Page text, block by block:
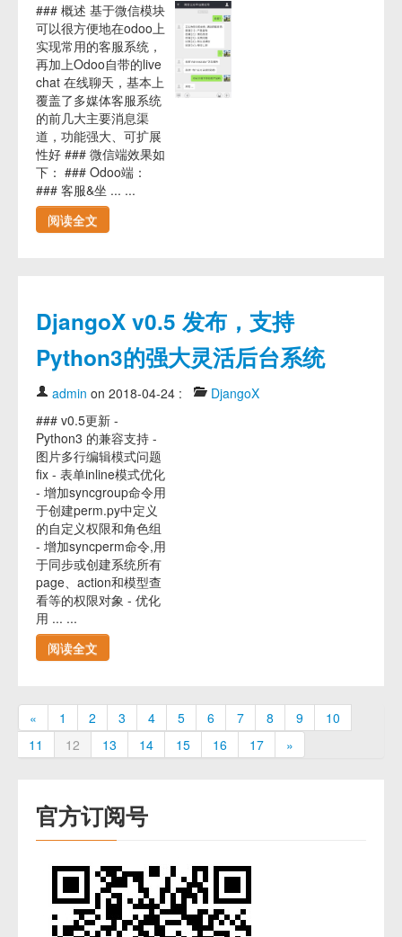
### 概述 基于微信模块
可以很方便地在odoo上
实现常用的客服系统，
再加上Odoo自带的live
chat 在线聊天，基本上
覆盖了多媒体客服系统
的前几大主要消息渠
道，功能强大、可扩展
性好 ### 微信端效果如
下： ### Odoo端：
### 客服&坐 ... ...
阅读全文
DjangoX v0.5 发布，支持
Python3的强大灵活后台系统
admin on 2018-04-24 :
DjangoX
### v0.5更新 -
Python3 的兼容支持 -
图片多行编辑模式问题
fix - 表单inline模式优化
- 增加syncgroup命令用
于创建perm.py中定义
的自定义权限和角色组
- 增加syncperm命令,用
于同步或创建系统所有
page、action和模型查
看等的权限对象 - 优化
用 ... ...
阅读全文
« 1 2 3 4 5 6 7 8 9
10
11
12 13 14 15 16 17 »
官方订阅号